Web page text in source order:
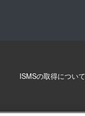
ISMSの取得について